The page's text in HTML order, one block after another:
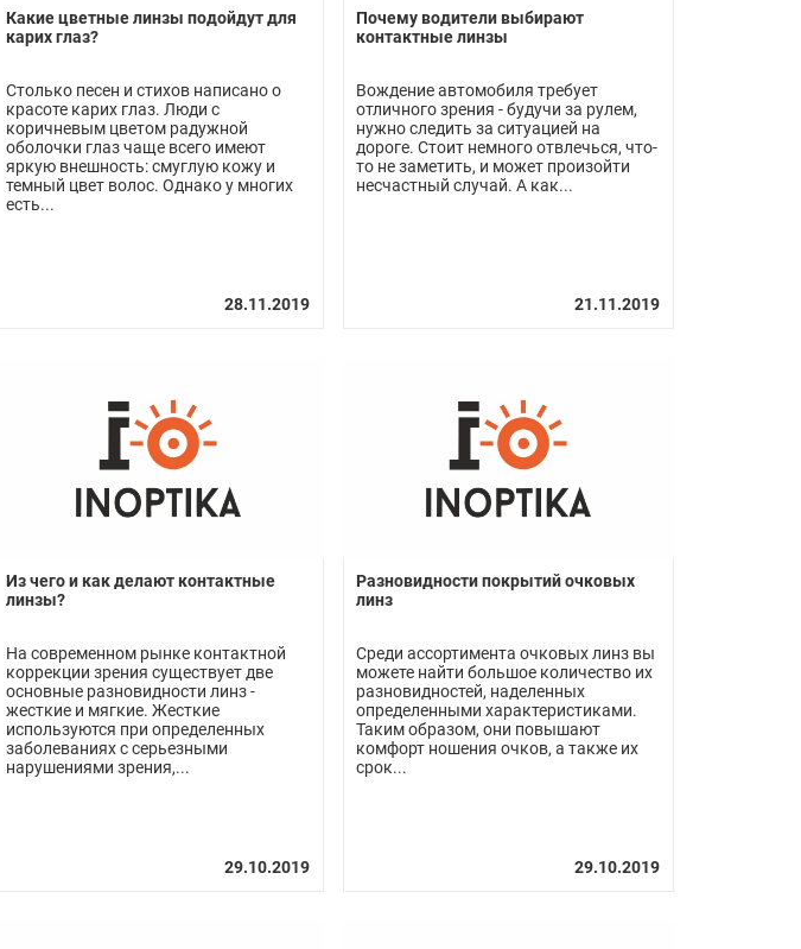
Какие цветные линзы подойдут для
карих глаз?
Столько песен и стихов написано о
красоте карих глаз. Люди с
коричневым цветом радужной
оболочки глаз чаще всего имеют
яркую внешность: смуглую кожу и
темный цвет волос. Однако у многих
есть...
Почему водители выбирают
контактные линзы
Вождение автомобиля требует
отличного зрения - будучи за рулем,
нужно следить за ситуацией на
дороге. Стоит немного отвлечься, что-
то не заметить, и может произойти
несчастный случай. А как...
Из чего и как делают контактные
линзы?
На современном рынке контактной
коррекции зрения существует две
основные разновидности линз -
жесткие и мягкие. Жесткие
используются при определенных
заболеваниях с серьезными
нарушениями зрения,...
Разновидности покрытий очковых
линз
Среди ассортимента очковых линз вы
можете найти большое количество их
разновидностей, наделенных
определенными характеристиками.
Таким образом, они повышают
комфорт ношения очков, а также их
срок...